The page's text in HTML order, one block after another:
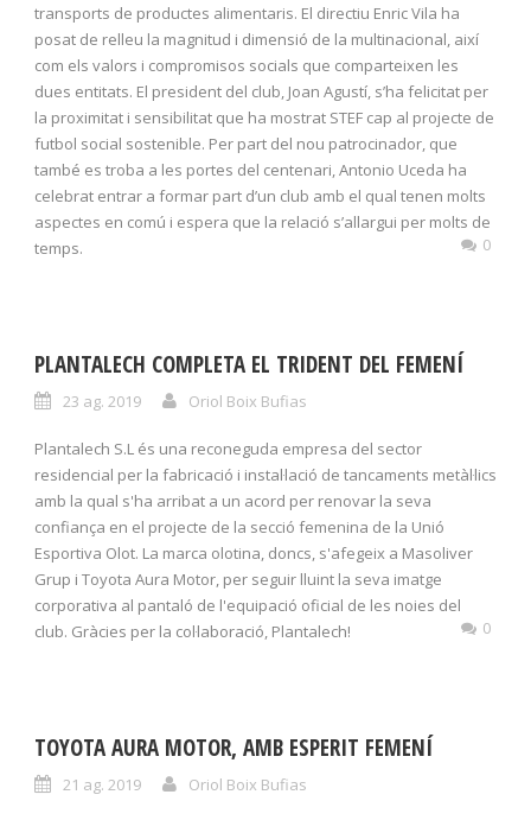
transports de productes alimentaris. El directiu Enric Vila ha
posat de relleu la magnitud i dimensió de la multinacional, així
com els valors i compromisos socials que comparteixen les
dues entitats. El president del club, Joan Agustí, s’ha felicitat per
la proximitat i sensibilitat que ha mostrat STEF cap al projecte de
futbol social sostenible. Per part del nou patrocinador, que
també es troba a les portes del centenari, Antonio Uceda ha
celebrat entrar a formar part d’un club amb el qual tenen molts
aspectes en comú i espera que la relació s’allargui per molts de
temps.
0
PLANTALECH COMPLETA EL TRIDENT DEL FEMENÍ
23 ag. 2019 Oriol Boix Bufias
Plantalech S.L és una reconeguda empresa del sector
residencial per la fabricació i instal·lació de tancaments metàl·lics
amb la qual s'ha arribat a un acord per renovar la seva
confiança en el projecte de la secció femenina de la Unió
Esportiva Olot. La marca olotina, doncs, s'afegeix a Masoliver
Grup i Toyota Aura Motor, per seguir lluint la seva imatge
corporativa al pantaló de l'equipació oficial de les noies del
club. Gràcies per la col·laboració, Plantalech!
0
TOYOTA AURA MOTOR, AMB ESPERIT FEMENÍ
21 ag. 2019 Oriol Boix Bufias